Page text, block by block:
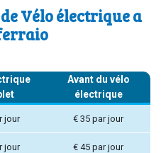
Vélo électrique a
Avant du vélo
électrique
jour € 35 par jour
jour € 45 par jour